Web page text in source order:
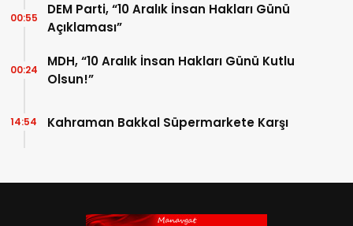
DEM Parti, “10 Aralık İnsan Hakları Günü
Açıklaması”
00:55
MDH, “10 Aralık İnsan Hakları Günü Kutlu
Olsun!”
00:24
Kahraman Bakkal Süpermarkete Karşı
14:54